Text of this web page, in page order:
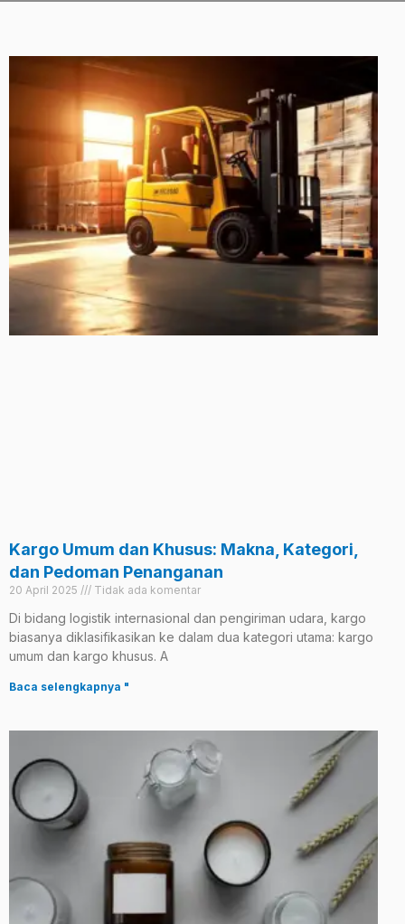
Kargo Umum dan Khusus: Makna, Kategori,
dan Pedoman Penanganan
20 April 2025 Tidak ada komentar
Di bidang logistik internasional dan pengiriman udara, kargo
biasanya diklasifikasikan ke dalam dua kategori utama: kargo
umum dan kargo khusus. A
Baca selengkapnya "